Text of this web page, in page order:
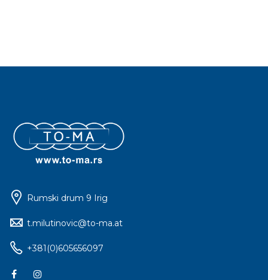
Rumski drum 9 Irig
t.milutinovic@to-ma.at
+381(0)605656097